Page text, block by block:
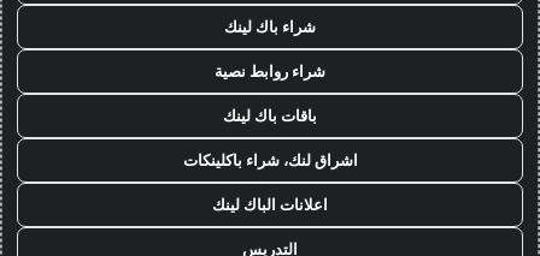
شراء باك لينك
شراء روابط نصية
باقات باك لينك
اشراق لنك، شراء باكلينكات
اعلانات الباك لينك
التدريس